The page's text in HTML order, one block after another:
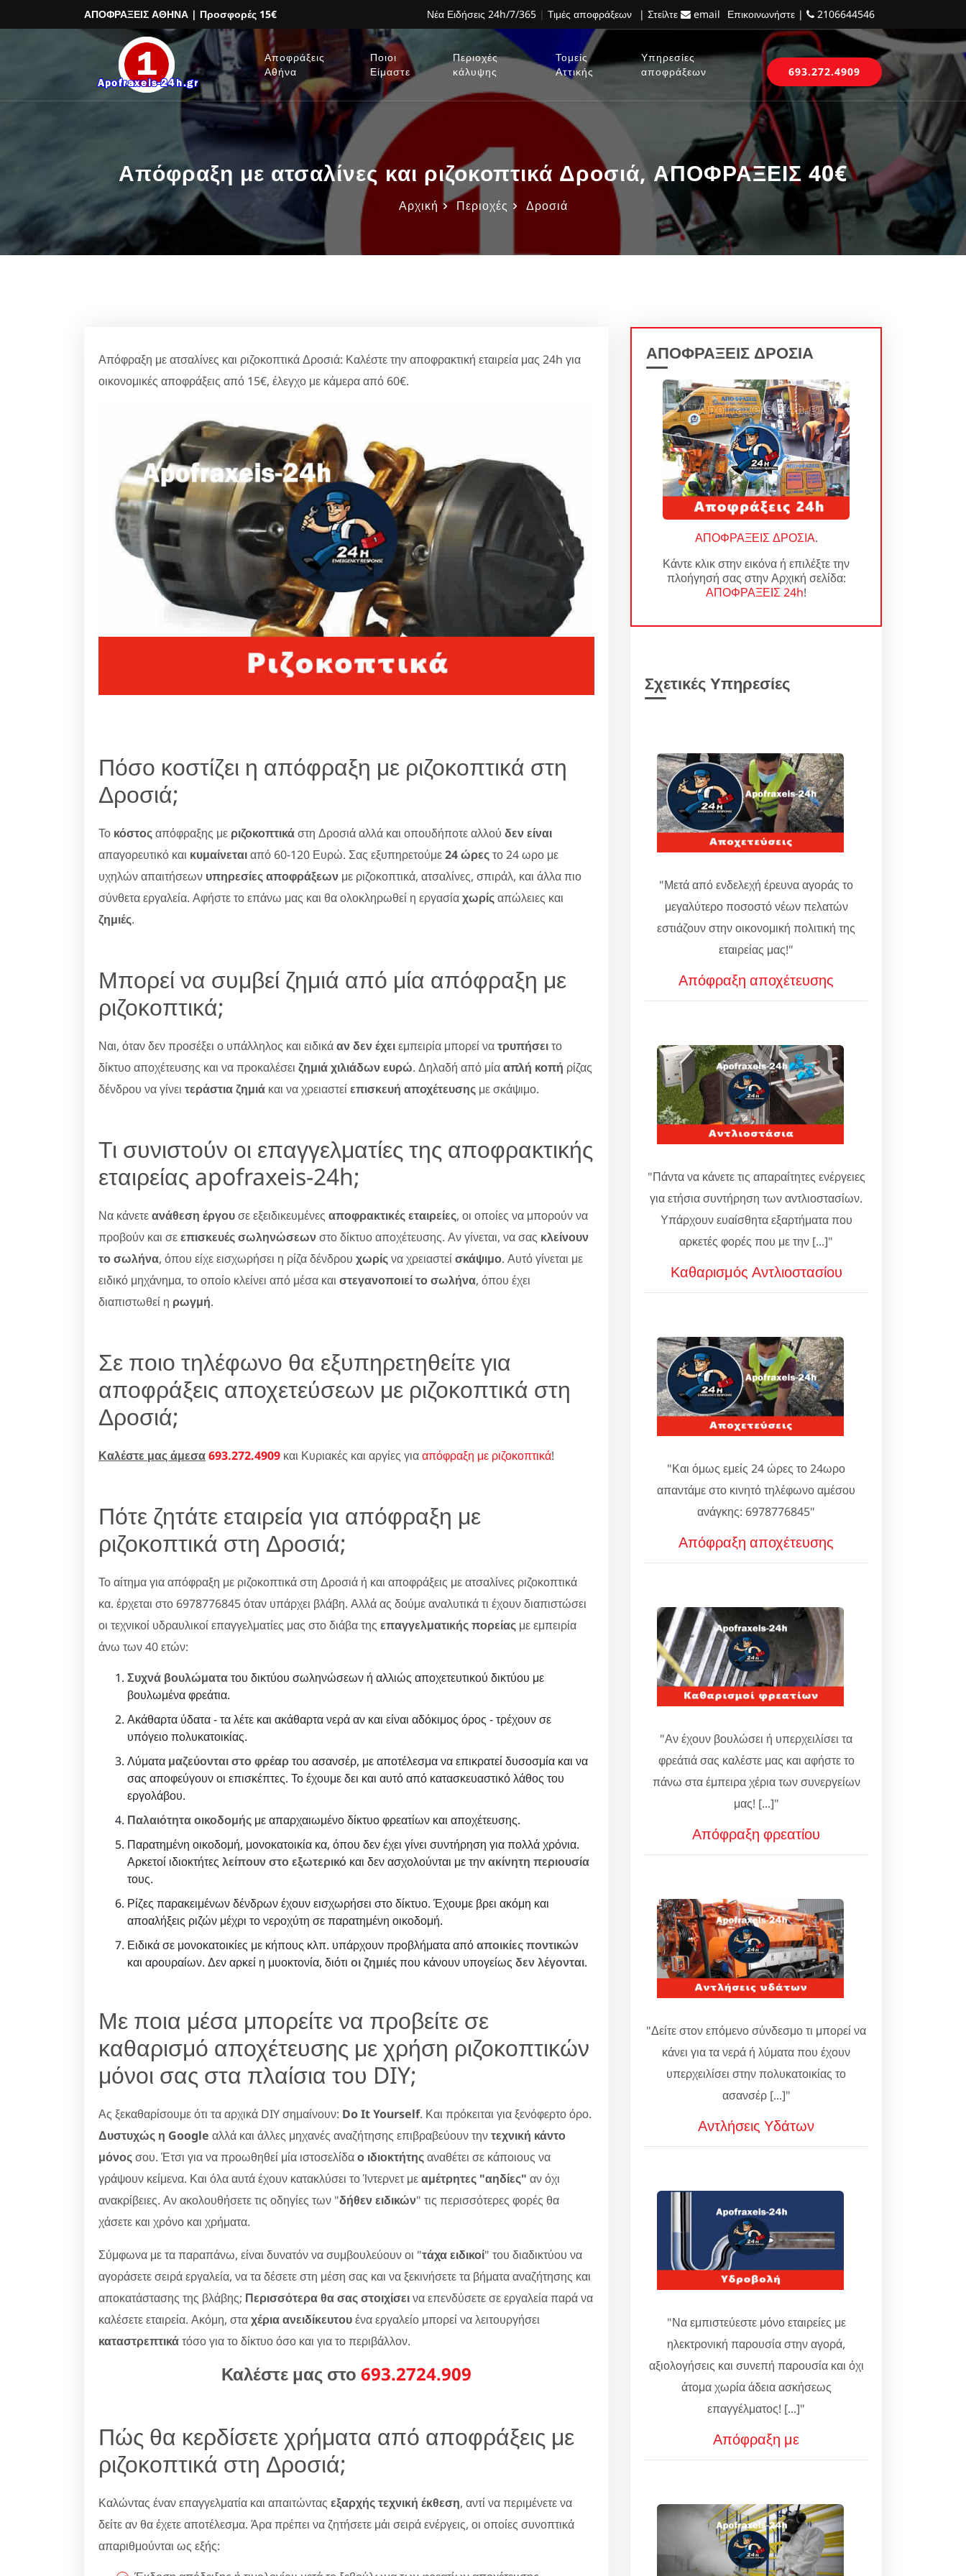
ΑΠΟΦΡΑΞΕΙΣ ΑΘΗΝΑ | Προσφορές 15€ Νέα Ειδήσεις 24h/7/365 | Τιμές αποφράξεων | Στείλτε email Επικοινωνήστε | 2106644546
Αποφράξεις
Αθήνα
Ποιοι
Είμαστε
Περιοχές
κάλυψης
Τομείς
Αττικής
Υπηρεσίες
αποφράξεων
693.272.4909
Απόφραξη με ατσαλίνες και ριζοκοπτικά Δροσιά, ΑΠΟΦΡΑΞΕΙΣ 40€
Αρχική Περιοχές Δροσιά
Απόφραξη με ατσαλίνες και ριζοκοπτικά Δροσιά: Καλέστε την αποφρακτική εταιρεία μας 24h για
οικονομικές αποφράξεις από 15€, έλεγχο με κάμερα από 60€.
Πόσο κοστίζει η απόφραξη με ριζοκοπτικά στη
Δροσιά;
Το κόστοςαπόφραξης με ριζοκοπτικάστη Δροσιά αλλά και οπουδήποτε αλλού δεν είναι
απαγορευτικό και κυμαίνεταιαπό 60-120 Ευρώ. Σας εξυπηρετούμε24 ώρεςτο 24 ωρο με
υχηλών απαιτήσεων υπηρεσίες αποφράξεων με ριζοκοπτικά, ατσαλίνες, σπιράλ, και άλλα πιο
σύνθετα εργαλεία. Αφήστε το επάνω μας και θα ολοκληρωθεί η εργασίαχωρίςαπώλειες και
ζημιές.
Μπορεί να συμβεί ζημιά από μία απόφραξη με
ριζοκοπτικά;
Ναι, όταν δεν προσέξει ο υπάλληλος και ειδικάαν δεν έχειεμπειρία μπορεί νατρυπήσειτο
δίκτυο αποχέτευσης και να προκαλέσει ζημιά χιλιάδων ευρώ. Δηλαδή από μίααπλή κοπή ρίζας
δένδρου να γίνει τεράστια ζημιά και να χρειαστείεπισκευή αποχέτευσης με σκάψιμο.
Τι συνιστούν οι επαγγελματίες της αποφρακτικής
εταιρείας apofraxeis-24h;
Να κάνετεανάθεση έργουσε εξειδικευμένες αποφρακτικές εταιρείες, οι οποίες να μπορούν να
προβούν και σεεπισκευές σωληνώσεωνστο δίκτυο αποχέτευσης. Αν γίνεται, να σας κλείνουν
το σωλήνα, όπου είχε εισχωρήσει η ρίζα δένδρου χωρίςνα χρειαστείσκάψιμο. Αυτό γίνεται με
ειδικό μηχάνημα, το οποίο κλείνει από μέσα και στεγανοποιεί το σωλήνα, όπου έχει
διαπιστωθεί η ρωγμή.
Σε ποιο τηλέφωνο θα εξυπηρετηθείτε για
αποφράξεις αποχετεύσεων με ριζοκοπτικά στη
Δροσιά;
Καλέστε μας άμεσα693.272.4909 και Κυριακές και αργίες γιααπόφραξη με ριζοκοπτικά!
Πότε ζητάτε εταιρεία για απόφραξη με
ριζοκοπτικά στη Δροσιά;
Το αίτημα για απόφραξη με ριζοκοπτικά στη Δροσιά ή και αποφράξεις με ατσαλίνες ριζοκοπτικά
κα. έρχεται στο 6978776845 όταν υπάρχει βλάβη. Αλλά ας δούμε αναλυτικά τι έχουν διαπιστώσει
οι τεχνικοί υδραυλικοί επαγγελματίες μας στο διάβα της επαγγελματικής πορείας με εμπειρία
άνω των 40 ετών:
Συχνά βουλώματατου δικτύου σωληνώσεων ή αλλιώς αποχετευτικού δικτύου με
βουλωμένα φρεάτια.
Ακάθαρτα ύδατα - τα λέτε και ακάθαρτα νερά αν και είναι αδόκιμος όρος - τρέχουν σε
υπόγειο πολυκατοικίας.
Λύματα μαζεύονται στο φρέαρτου ασανσέρ, με αποτέλεσμα να επικρατεί δυσοσμία και να
σας αποφεύγουν οι επισκέπτες. Το έχουμε δει και αυτό από κατασκευαστικό λάθος του
εργολάβου.
Παλαιότητα οικοδομής με απαρχαιωμένο δίκτυο φρεατίων και αποχέτευσης.
Παρατημένη οικοδομή, μονοκατοικία κα, όπου δεν έχει γίνει συντήρηση για πολλά χρόνια.
Αρκετοί ιδιοκτήτες λείπουν στο εξωτερικό και δεν ασχολούνται με τηνακίνητη περιουσία
τους.
Ρίζες παρακειμένων δένδρων έχουν εισχωρήσει στο δίκτυο. Έχουμε βρει ακόμη και
αποαλήξεις ριζών μέχρι το νεροχύτη σε παρατημένη οικοδομή.
Ειδικά σε μονοκατοικίες με κήπους κλπ. υπάρχουν προβλήματα απόαποικίες ποντικών
και αρουραίων. Δεν αρκεί η μυοκτονία, διότι οι ζημιέςπου κάνουν υπογείως δεν λέγονται.
Με ποια μέσα μπορείτε να προβείτε σε
καθαρισμό αποχέτευσης με χρήση ριζοκοπτικών
μόνοι σας στα πλαίσια του DIY;
Ας ξεκαθαρίσουμε ότι τα αρχικά DIY σημαίνουν: Do It Yourself. Και πρόκειται για ξενόφερτο όρο.
Δυστυχώς η Google αλλά και άλλες μηχανές αναζήτησης επιβραβεύουν τηντεχνική κάντο
μόνοςσου. Έτσι για να προωθηθεί μία ιστοσελίδαο ιδιοκτήτηςαναθέτει σε κάποιους να
γράψουν κείμενα. Και όλα αυτά έχουν κατακλύσει το Ίντερνετ μεαμέτρητες "αηδίες" αν όχι
ανακρίβειες. Αν ακολουθήσετε τις οδηγίες των "δήθεν ειδικών" τις περισσότερες φορές θα
χάσετε και χρόνο και χρήματα.
Σύμφωνα με τα παραπάνω, είναι δυνατόν να συμβουλεύουν οι "τάχα ειδικοί" του διαδικτύου να
αγοράσετε σειρά εργαλεία, να τα δέσετε στη μέση σας και να ξεκινήσετε τα βήματα αναζήτησης και
αποκατάστασης της βλάβης; Περισσότερα θα σας στοιχίσεινα επενδύσετε σε εργαλεία παρά να
καλέσετε εταιρεία. Ακόμη, σταχέρια ανειδίκευτουένα εργαλείο μπορεί να λειτουργήσει
καταστρεπτικάτόσο για το δίκτυο όσο και για το περιβάλλον.
Καλέστε μας στο 693.2724.909
Πώς θα κερδίσετε χρήματα από αποφράξεις με
ριζοκοπτικά στη Δροσιά;
Καλώντας έναν επαγγελματία και απαιτώντας εξαρχής τεχνική έκθεση, αντί να περιμένετε να
δείτε αν θα έχετε αποτέλεσμα. Άρα πρέπει να ζητήσετε μάι σειρά ενέργεις, οι οποίες συνοπτικά
απαριθμούνται ως εξής:
ΑΠΟΦΡΑΞΕΙΣ ΔΡΟΣΙΑ
ΑΠΟΦΡΑΞΕΙΣ ΔΡΟΣΙΑ.
Κάντε κλικ στην εικόνα ή επιλέξτε την
πλοήγησή σας στην Αρχική σελίδα:
ΑΠΟΦΡΑΞΕΙΣ 24h!
Σχετικές Υπηρεσίες
"Μετά από ενδελεχή έρευνα αγοράς το
μεγαλύτερο ποσοστό νέων πελατών
εστιάζουν στην οικονομική πολιτική της
εταιρείας μας!"
Απόφραξη αποχέτευσης
"Πάντα να κάνετε τις απαραίτητες ενέργειες
για ετήσια συντήρηση των αντλιοστασίων.
Υπάρχουν ευαίσθητα εξαρτήματα που
αρκετές φορές που με την [...]"
Καθαρισμός Αντλιοστασίου
"Και όμως εμείς 24 ώρες το 24ωρο
απαντάμε στο κινητό τηλέφωνο αμέσου
ανάγκης: 6978776845"
Απόφραξη αποχέτευσης
"Αν έχουν βουλώσει ή υπερχειλίσει τα
φρεάτιά σας καλέστε μας και αφήστε το
πάνω στα έμπειρα χέρια των συνεργείων
μας! [...]"
Απόφραξη φρεατίου
"Δείτε στον επόμενο σύνδεσμο τι μπορεί να
κάνει για τα νερά ή λύματα που έχουν
υπερχειλίσει στην πολυκατοικίας το
ασανσέρ [...]"
Αντλήσεις Υδάτων
"Να εμπιστεύεστε μόνο εταιρείες με
ηλεκτρονική παρουσία στην αγορά,
αξιολογήσεις και συνεπή παρουσία και όχι
άτομα χωρία άδεια ασκήσεως
επαγγέλματος! [...]"
Απόφραξη με